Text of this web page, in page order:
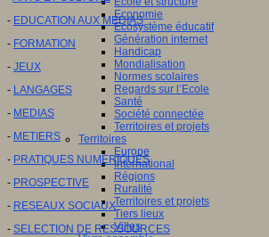
Economie
Ecosystème éducatif
Génération internet
Handicap
Mondialisation
Normes scolaires
Regards sur l’Ecole
Santé
Société connectée
Territoires et projets
Territoires
Europe
International
Régions
Ruralité
Territoires et projets
Tiers lieux
Villes
- EDUCATION AUX MEDIAS
- FORMATION
- JEUX
- LANGAGES
- MEDIAS
- METIERS
- PRATIQUES NUMERIQUES
- PROSPECTIVE
- RESEAUX SOCIAUX
- SELECTION DE RESSOURCES